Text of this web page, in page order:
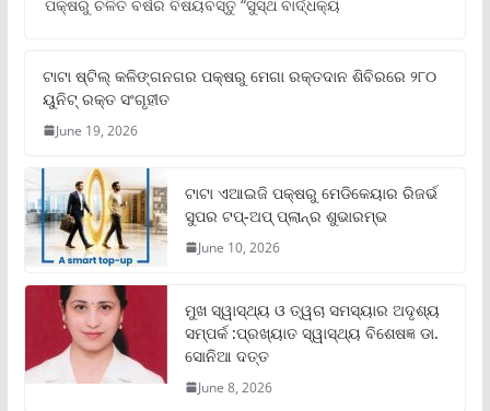
ପକ୍ଷରୁ ଚଳିତ ବର୍ଷର ବିଷୟବସ୍ତୁ “ସୁସ୍ଥ ବାର୍ଦ୍ଧକ୍ୟ
ଟାଟା ଷ୍ଟିଲ୍‌ କଳିଙ୍ଗନଗର ପକ୍ଷରୁ ମେଗା ରକ୍ତଦାନ ଶିବିରରେ ୨୮୦
ୟୁନିଟ୍‌ ରକ୍ତ ସଂଗୃହୀତ
June 19, 2026
ଟାଟା ଏଆଇଜି ପକ୍ଷରୁ ମେଡିକେୟାର ରିଜର୍ଭ
ସୁପର ଟପ୍‌-ଅପ୍ ପ୍ଲାନ୍‌ର ଶୁଭାରମ୍ଭ
June 10, 2026
ମୁଖ ସ୍ୱାସ୍ଥ୍ୟ ଓ ତ୍ୱଚା ସମସ୍ୟାର ଅଦୃଶ୍ୟ
ସମ୍ପର୍କ :ପ୍ରଖ୍ୟାତ ସ୍ୱାସ୍ଥ୍ୟ ବିଶେଷଜ୍ଞ ଡା.
ସୋନିଆ ଦତ୍ତ
June 8, 2026